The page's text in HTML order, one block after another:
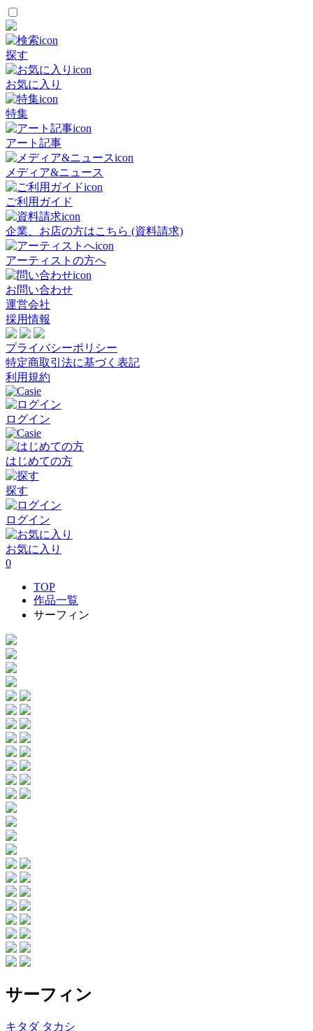
探す
お気に入り
特集
アート記事
メディア&ニュース
ご利用ガイド
企業、お店の方はこちら (資料請求)
アーティストの方へ
お問い合わせ
運営会社
採用情報
プライバシーポリシー
特定商取引法に基づく表記
利用規約
ログイン
はじめての方
探す
ログイン
お気に入り
0
TOP
作品一覧
サーフィン
サーフィン
キタダ タカシ